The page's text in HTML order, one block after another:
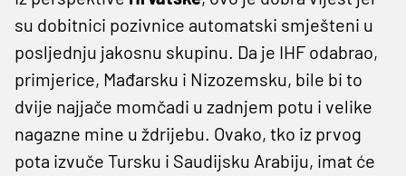
su dobitnici pozivnice automatski smješteni u
posljednju jakosnu skupinu. Da je IHF odabrao,
primjerice, Mađarsku i Nizozemsku, bile bi to
dvije najjače momčadi u zadnjem potu i velike
nagazne mine u ždrijebu. Ovako, tko iz prvog
pota izvuče Tursku i Saudijsku Arabiju, imat će